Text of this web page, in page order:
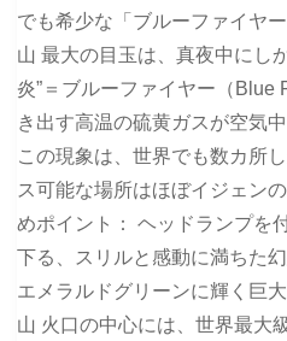
でも希少な「ブルーファイヤ
山 最大の目玉は、真夜中にし
炎”＝ブルーファイヤー（Blue
き出す高温の硫黄ガスが空気
この現象は、世界でも数カ所
ス可能な場所はほぼイジェン
めポイント： ヘッドランプを
下る、スリルと感動に満ちた
エメラルドグリーンに輝く巨
山 火口の中心には、世界最大